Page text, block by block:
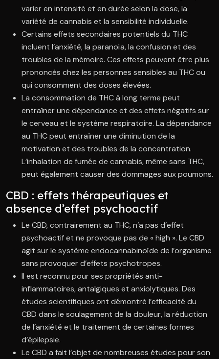
varier en intensité et en durée selon la dose, la
variété de cannabis et la sensibilité individuelle.
Certains effets secondaires potentiels du THC
incluent l’anxiété, la paranoïa, la confusion et des
troubles de la mémoire. Ces effets peuvent être plus
prononcés chez les personnes sensibles au THC ou
qui consomment des doses élevées.
La consommation de THC à long terme peut
entraîner une dépendance et des effets négatifs sur
le cerveau et le système respiratoire. La dépendance
au THC peut entraîner une diminution de la
motivation et des troubles de la concentration.
L’inhalation de fumée de cannabis, même sans THC,
peut également causer des dommages aux poumons.
CBD : effets thérapeutiques et
absence d’effet psychoactif
Le CBD, contrairement au THC, n’a pas d’effet
psychoactif et ne provoque pas de « high ». Le CBD
agit sur le système endocannabinoïde de l’organisme
sans provoquer d’effets psychotropes.
Il est reconnu pour ses propriétés anti-
inflammatoires, antalgiques et anxiolytiques. Des
études scientifiques ont démontré l’efficacité du
CBD dans le soulagement de la douleur, la réduction
de l’anxiété et le traitement de certaines formes
d’épilepsie.
Le CBD a fait l’objet de nombreuses études pour son